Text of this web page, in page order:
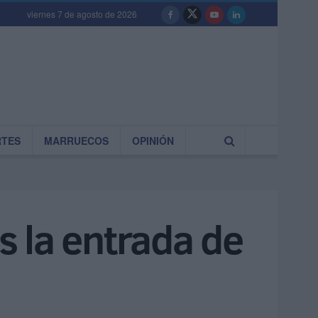
viernes 7 de agosto de 2026
MARRUECOS OPINIÓN
la entrada de